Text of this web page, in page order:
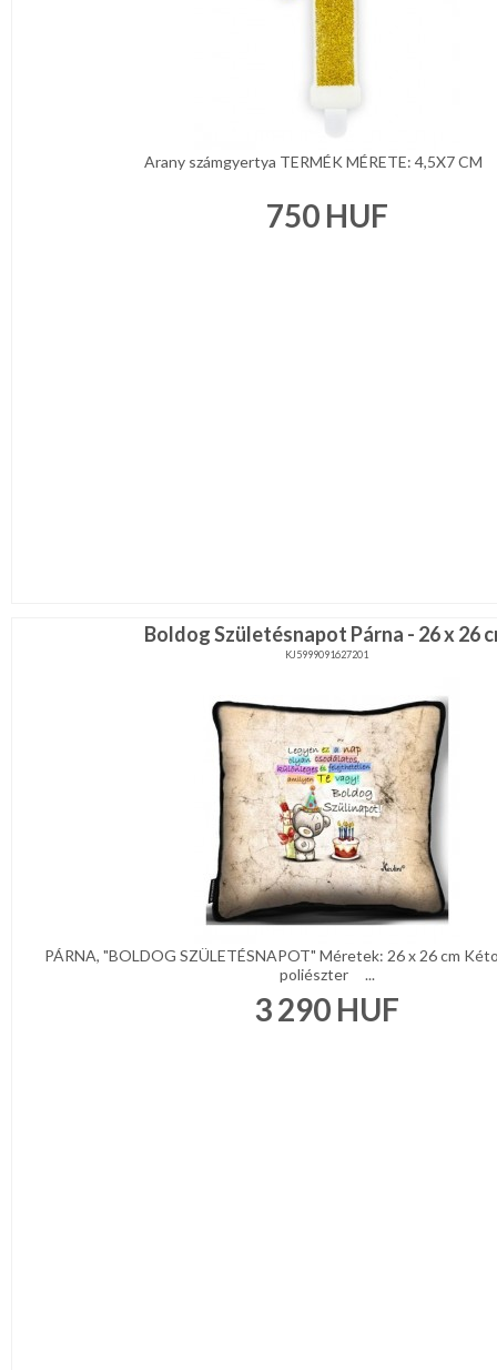
Arany számgyertya TERMÉK MÉRETE: 4,5X7 CM
750HUF
Boldog Születésnapot Párna - 26 x 26
KJ5999091627201
PÁRNA, "BOLDOG SZÜLETÉSNAPOT" Méretek: 26 x 26 cm
poliészter ...
3 290 HUF